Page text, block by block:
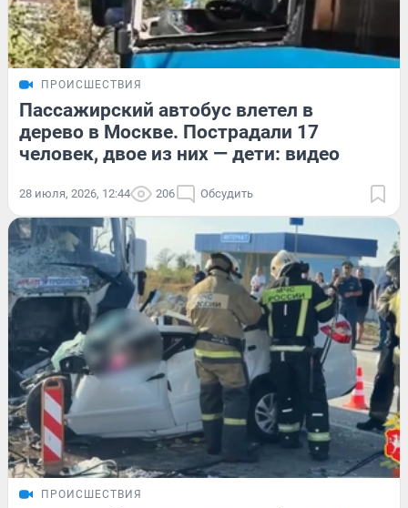
ПРОИСШЕСТВИЯ
Пассажирский автобус влетел в
дерево в Москве. Пострадали 17
человек, двое из них — дети: видео
28 июля, 2026, 12:44 206 Обсудить
ПРОИСШЕСТВИЯ